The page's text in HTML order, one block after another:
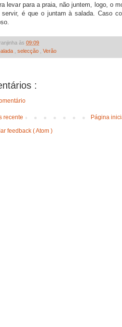
levar para a praia, não juntem, logo, o
é que o juntam à salada. Caso
às 09:09
selecção Verão
:
recente
Página
feedback ( Atom )